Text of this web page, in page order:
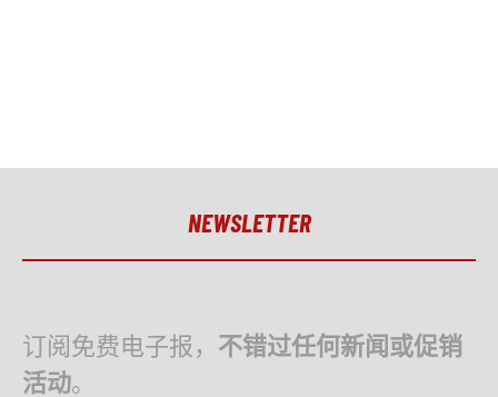
NEWSLETTER
订阅免费电子报， 不错过任何新闻或促销
活动。